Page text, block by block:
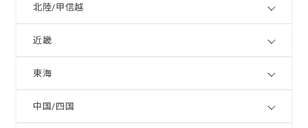
北陸/甲信越
近畿
東海
中国/四国